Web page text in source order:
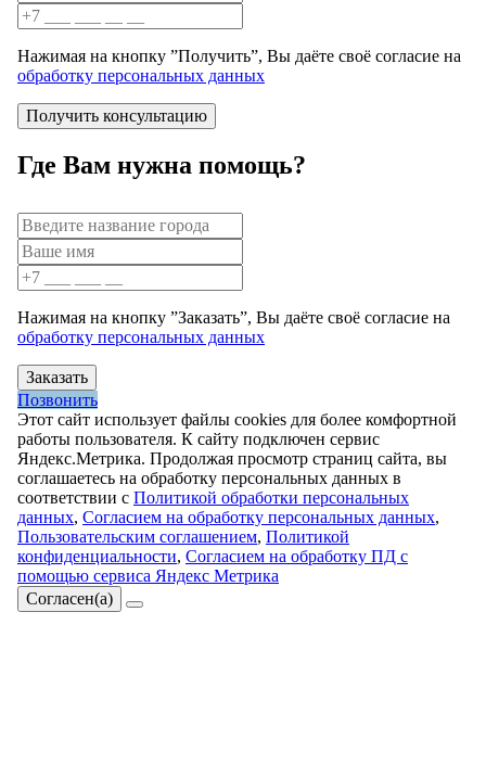
Нажимая на кнопку ”Получить”, Вы даёте своё согласие на
обработку персональных данных
Получить консультацию
Где Вам нужна помощь?
Нажимая на кнопку ”Заказать”, Вы даёте своё согласие на
обработку персональных данных
Заказать
Позвонить
Этот сайт использует файлы cookies для более комфортной
работы пользователя. К сайту подключен сервис
Яндекс.Метрика. Продолжая просмотр страниц сайта, вы
соглашаетесь на обработку персональных данных в
соответствии с Политикой обработки персональных
данных, Согласием на обработку персональных данных,
Пользовательским соглашением, Политикой
конфиденциальности, Согласием на обработку ПД с
помощью сервиса Яндекс Метрика
Согласен(а)